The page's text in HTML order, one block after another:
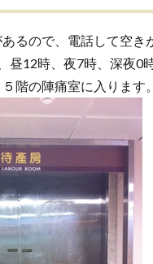
るので、電話して空き
昼12時、夜7時、深夜
階の陣痛室に入ります。